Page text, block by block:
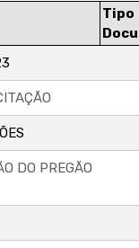
DO PREGÃO